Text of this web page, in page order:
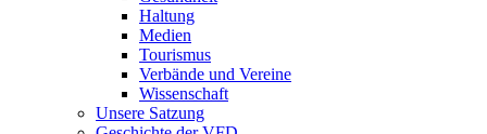
Haltung
Medien
Tourismus
Verbände und Vereine
Wissenschaft
Unsere Satzung